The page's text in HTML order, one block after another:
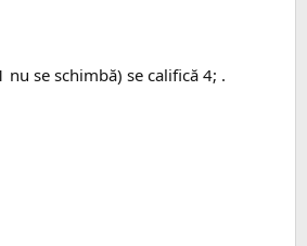
se schimbă) se califică 4; .